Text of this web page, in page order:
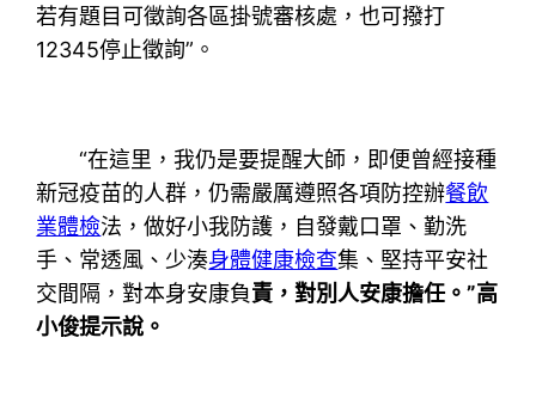
若有題目可徵詢各區掛號審核處，也可撥打
12345停止徵詢”。
“在這里，我仍是要提醒大師，即便曾經接種
新冠疫苗的人群，仍需嚴厲遵照各項防控辦餐飲
業體檢法，做好小我防護，自發戴口罩、勤洗
手、常透風、少湊身體健康檢查集、堅持平安社
交間隔，對本身安康負責，對別人安康擔任。”高
小俊提示說。